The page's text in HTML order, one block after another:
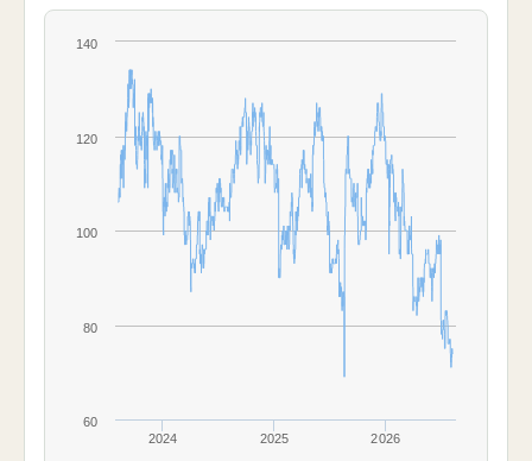
2024 2025 2026
60
80
100
120
140